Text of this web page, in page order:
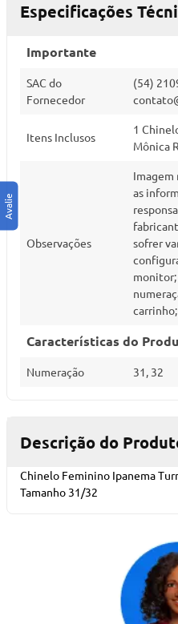
Especificações
Importante
SAC do
Fornecedor
(54)
Itens Inclusos
1
Mônica
Observações
Imagem
as
sofrer
carrinho;
Características do
Numeração 31, 32
Descrição do
Chinelo Feminino Ipanema
Tamanho 31/32